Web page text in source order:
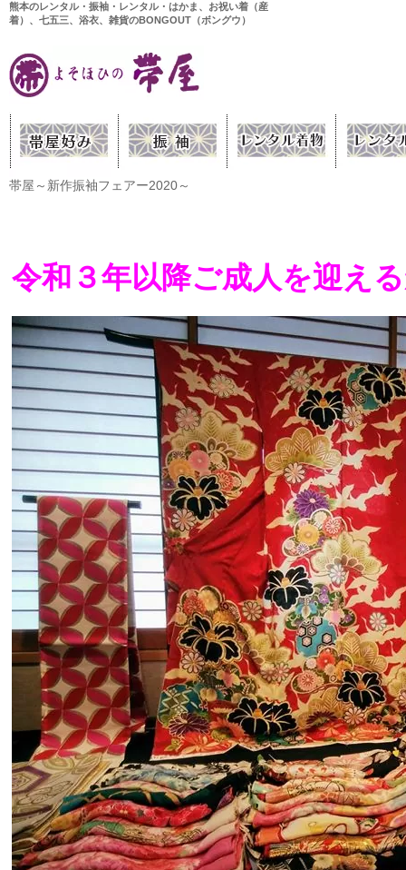
熊本のレンタル・振袖・レンタル・はかま、お祝い着（産
着）、七五三、浴衣、雑貨のBONGOUT（ボングウ）
帯屋～新作振袖フェアー2020～
令和３年以降ご成人を迎え